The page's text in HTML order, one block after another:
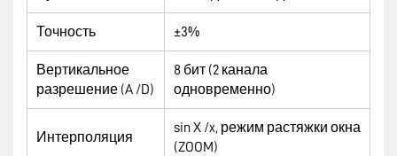
Точность ±3%
Вертикальное
разрешение (A /D)
8 бит (2 канала
одновременно)
Интерполяция
sin X /x, режим растяжки окна
(ZOOM)